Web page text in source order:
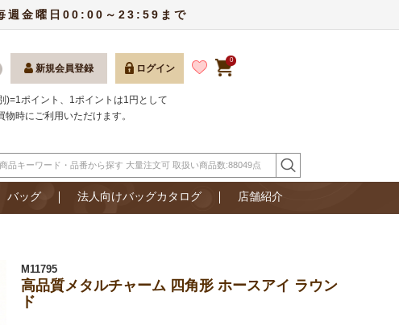
週金曜日00:00～23:59まで
新規会員登録 ログイン
0
)=1ポイント、1ポイントは1円として
物時にご利用いただけます。
バッグ 法人向けバッグカタログ 店舗紹介
M11795
高品質メタルチャーム 四角形 ホースアイ ラウン
ド